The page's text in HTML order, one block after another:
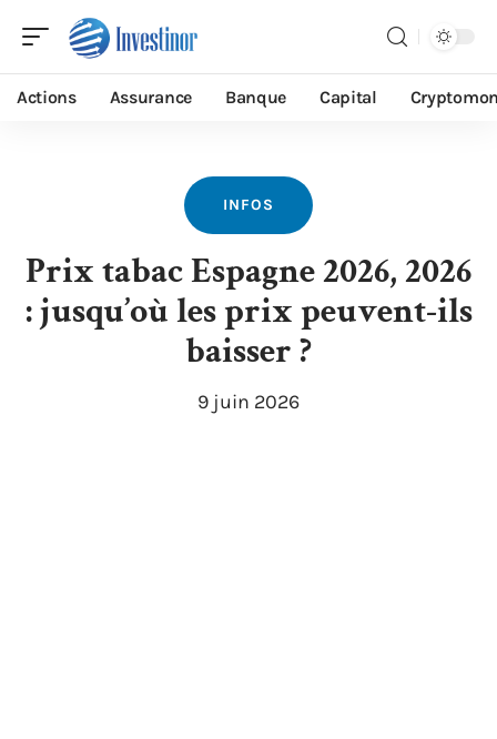
Actions Assurance Banque Capital
INFOS
Prix tabac Espagne 2026, 2026
: jusqu’où les prix peuvent-ils
baisser ?
9 juin 2026